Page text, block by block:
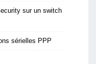
sur un switch
sérielles PPP